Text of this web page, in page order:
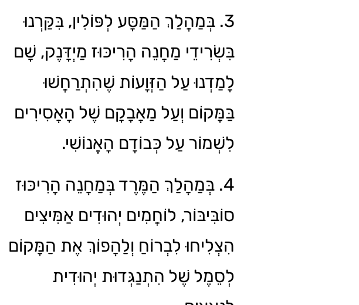
3. בְּמַהֲלַךְ הַמַּסָּע לְפּוֹלִין, בִּקַּרְנוּ
בִּשְׂרִידֵי מַחֲנֵה הָרִיכּוּז מַיְדָּנֶק, שָׁם
לָמַדְנוּ עַל הַזְּוָעוֹת שֶׁהִתְרַחֲשׁוּ
בַּמָּקוֹם וְעַל מַאֲבָקָם שֶׁל הָאֲסִירִים
לִשְׁמוֹר עַל כְּבוֹדָם הָאֱנוֹשִׁי.
4. בְּמַהֲלַךְ הַמֶּרֶד בְּמַחֲנֵה הָרִיכּוּז
סוֹבִּיבּוֹר, לוֹחֲמִים יְהוּדִים אַמִּיצִים
הִצְלִיחוּ לִבְרוֹחַ וְלַהֲפוֹךְ אֶת הַמָּקוֹם
לְסֵמֶל שֶׁל הִתְנַגְּדוּת יְהוּדִית